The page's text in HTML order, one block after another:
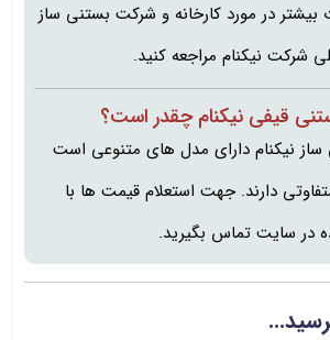
در مورد کارخانه و شرکت بستنی ساز
شرکت نیکنام مراجعه کنید.
قیفی نیکنام چقدر است؟
نیکنام دارای مدل های متنوعی است
دارند. جهت استعلام قیمت ها با
در سایت تماس بگیرید.